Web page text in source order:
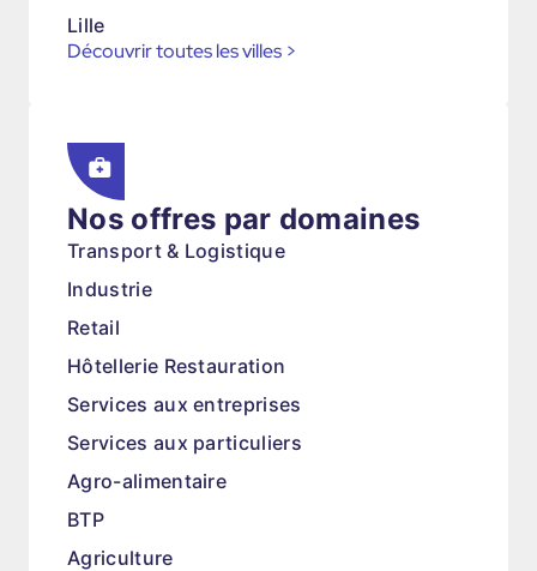
Lille
Découvrir toutes les villes >
Nos offres par domaines
Transport & Logistique
Industrie
Retail
Hôtellerie Restauration
Services aux entreprises
Services aux particuliers
Agro-alimentaire
BTP
Agriculture